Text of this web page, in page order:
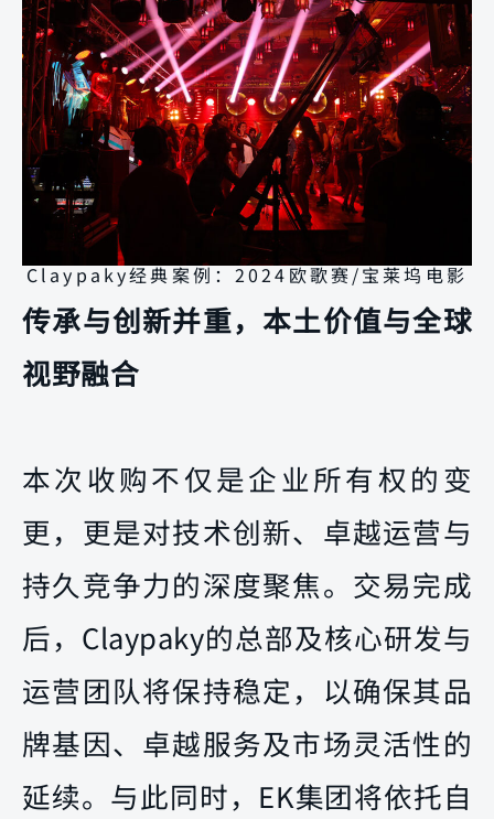
Claypaky经典案例：2024欧歌赛/宝莱坞电影
传承与创新并重，本土价值与全球
视野融合
本次收购不仅是企业所有权的变
更，更是对技术创新、卓越运营与
持久竞争力的深度聚焦。交易完成
后，Claypaky的总部及核心研发与
运营团队将保持稳定，以确保其品
牌基因、卓越服务及市场灵活性的
延续。与此同时，EK集团将依托自